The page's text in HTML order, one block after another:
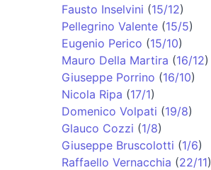
Fausto Inselvini (15/12)
Pellegrino Valente(15/5)
Eugenio Perico (15/10)
Mauro Della Martira (16/12)
Giuseppe Porrino (16/10)
Nicola Ripa (17/1)
Domenico Volpati (19/8)
Glauco Cozzi (1/8)
Giuseppe Bruscolotti (1/6)
Raffaello Vernacchia (22/11)